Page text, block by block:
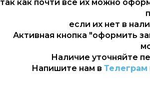
так как почти все их можно
если их нет в
Активная кнопка "оформить
Наличие уточняйте
Напишите нам в Телеграм